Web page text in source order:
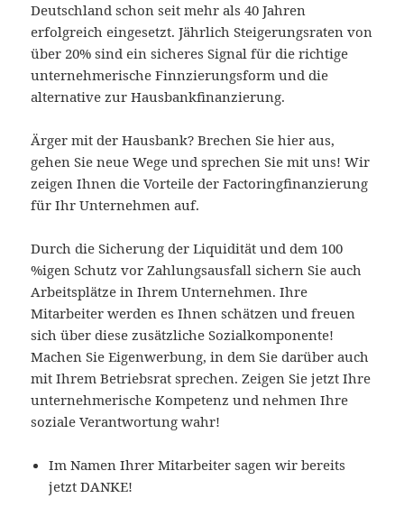
Deutschland schon seit mehr als 40 Jahren
erfolgreich eingesetzt. Jährlich Steigerungsraten von
über 20% sind ein sicheres Signal für die richtige
unternehmerische Finnzierungsform und die
alternative zur Hausbankfinanzierung.
Ärger mit der Hausbank? Brechen Sie hier aus,
gehen Sie neue Wege und sprechen Sie mit uns! Wir
zeigen Ihnen die Vorteile der Factoringfinanzierung
für Ihr Unternehmen auf.
Durch die Sicherung der Liquidität und dem 100
%igen Schutz vor Zahlungsausfall sichern Sie auch
Arbeitsplätze in Ihrem Unternehmen. Ihre
Mitarbeiter werden es Ihnen schätzen und freuen
sich über diese zusätzliche Sozialkomponente!
Machen Sie Eigenwerbung, in dem Sie darüber auch
mit Ihrem Betriebsrat sprechen. Zeigen Sie jetzt Ihre
unternehmerische Kompetenz und nehmen Ihre
soziale Verantwortung wahr!
Im Namen Ihrer Mitarbeiter sagen wir bereits
jetzt DANKE!